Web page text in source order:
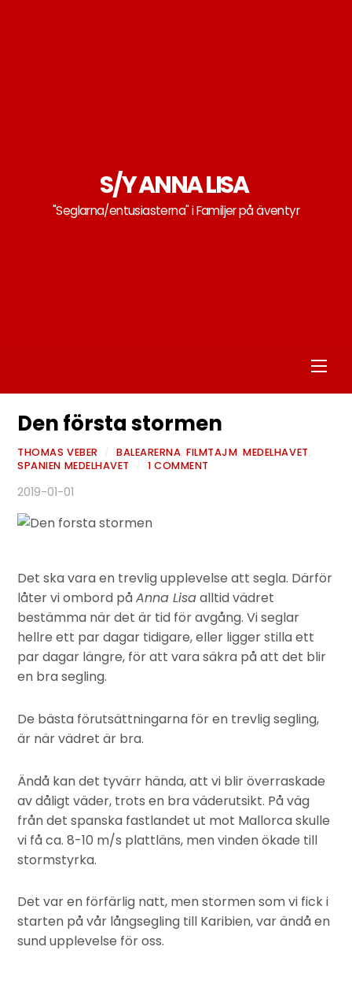
S/Y ANNA LISA
"Seglarna/entusiasterna" i Familjer på äventyr
Den första stormen
THOMAS VEBER BALEARERNA,FILMTAJM,MEDELHAVET,
SPANIEN MEDELHAVET
1 COMMENT
2019-01-01
Det ska vara en trevlig upplevelse att segla. Därför
låter vi ombord påAnna Lisaalltid vädret
bestämma när det är tid för avgång. Vi seglar
hellre ett par dagar tidigare, eller ligger stilla ett
par dagar längre, för att vara säkra på att det blir
en bra segling.
De bästa förutsättningarna för en trevlig segling,
är när vädret är bra.
Ändå kan det tyvärr hända, att vi blir överraskade
av dåligt väder, trots en bra väderutsikt. På väg
från det spanska fastlandet ut mot Mallorca skulle
vi få ca. 8-10 m/s plattläns, men vinden ökade till
stormstyrka.
Det var en förfärlig natt, men stormen som vi fick i
starten på vår långsegling till Karibien, var ändå en
sund upplevelse för oss.